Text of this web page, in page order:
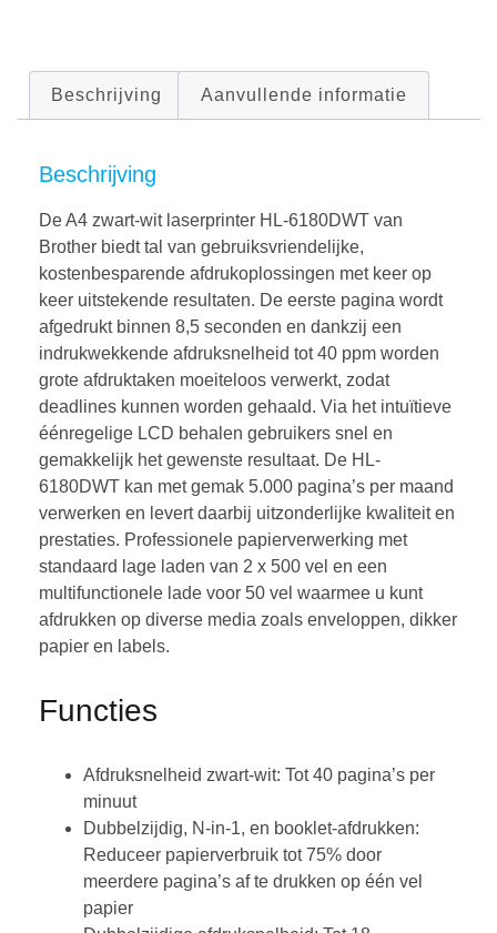
Beschrijving Aanvullende informatie
Beschrijving
De A4 zwart-wit laserprinter HL-6180DWT van
Brother biedt tal van gebruiksvriendelijke,
kostenbesparende afdrukoplossingen met keer op
keer uitstekende resultaten. De eerste pagina wordt
afgedrukt binnen 8,5 seconden en dankzij een
indrukwekkende afdruksnelheid tot 40 ppm worden
grote afdruktaken moeiteloos verwerkt, zodat
deadlines kunnen worden gehaald. Via het intuïtieve
éénregelige LCD behalen gebruikers snel en
gemakkelijk het gewenste resultaat. De HL-
6180DWT kan met gemak 5.000 pagina’s per maand
verwerken en levert daarbij uitzonderlijke kwaliteit en
prestaties. Professionele papierverwerking met
standaard lage laden van 2 x 500 vel en een
multifunctionele lade voor 50 vel waarmee u kunt
afdrukken op diverse media zoals enveloppen, dikker
papier en labels.
Functies
Afdruksnelheid zwart-wit: Tot 40 pagina’s per
minuut
Dubbelzijdig, N-in-1, en booklet-afdrukken:
Reduceer papierverbruik tot 75% door
meerdere pagina’s af te drukken op één vel
papier